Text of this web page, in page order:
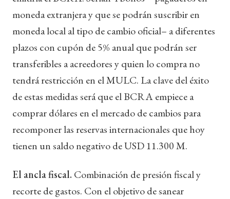
moneda extranjera y que se podrán suscribir en
moneda local al tipo de cambio oficial– a diferentes
plazos con cupón de 5% anual que podrán ser
transferibles a acreedores y quien lo compra no
tendrá restricción en el MULC. La clave del éxito
de estas medidas será que el BCRA empiece a
comprar dólares en el mercado de cambios para
recomponer las reservas internacionales que hoy
tienen un saldo negativo de USD 11.300 M.
El ancla fiscal. Combinación de presión fiscal y
recorte de gastos. Con el objetivo de sanear